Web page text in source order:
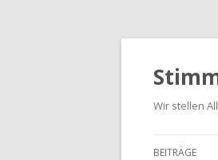
Wir stellen
BEITRÄGE